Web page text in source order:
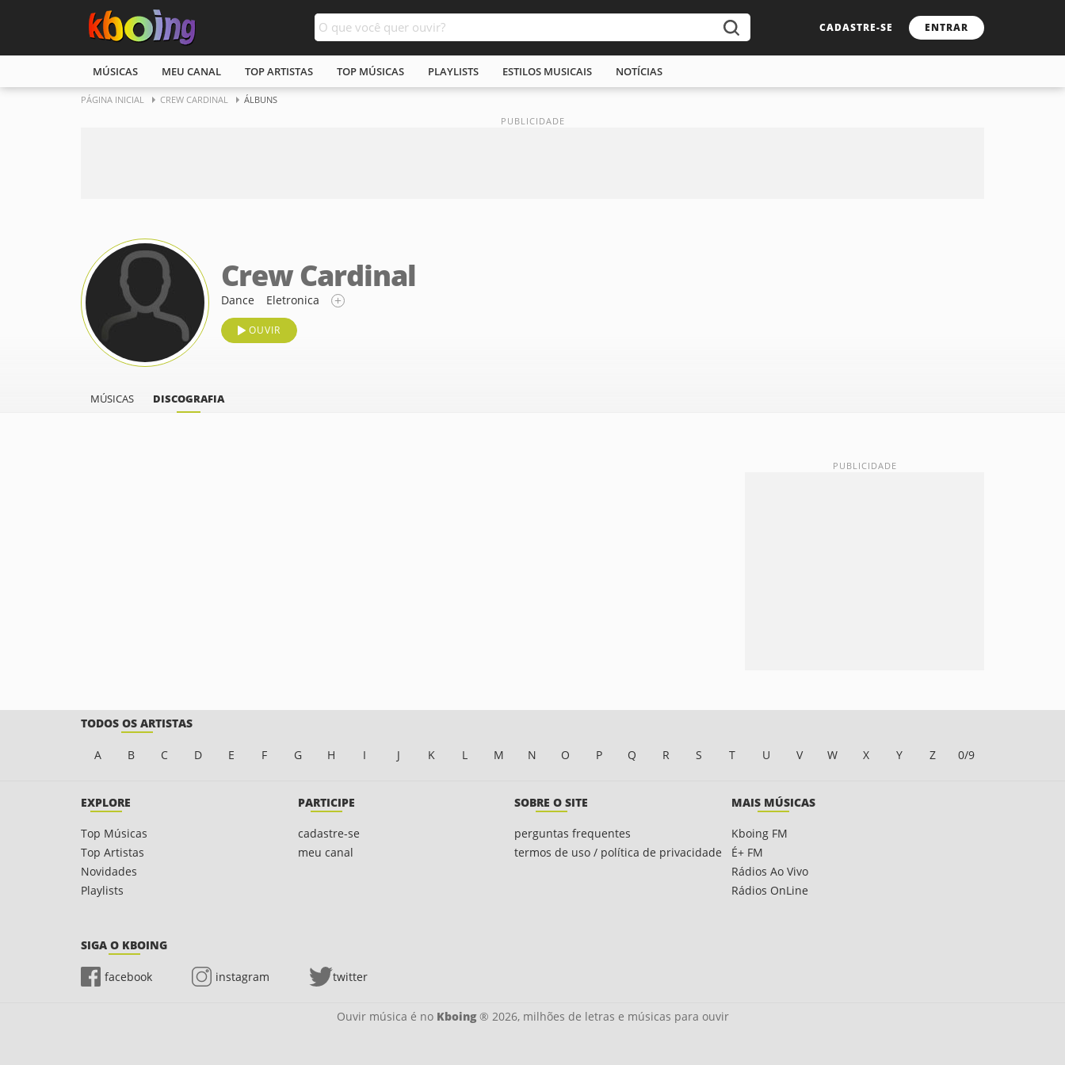
CADASTRE-SE ENTRAR
MÚSICAS MEU CANAL TOP ARTISTAS TOP MÚSICAS PLAYLISTS ESTILOS MUSICAIS NOTÍCIAS
PÁGINA INICIAL CREW CARDINAL ÁLBUNS
Crew Cardinal
Dance Eletronica
OUVIR
MÚSICAS DISCOGRAFIA
TODOS OS ARTISTAS
A B C D E F G H I J K L M N O P Q R S T U V W X Y Z 0/9
EXPLORE
Top Músicas
Top Artistas
Novidades
Playlists
PARTICIPE
cadastre-se
meu canal
SOBRE O SITE
perguntas frequentes
termos de uso / política de privacidade
MAIS MÚSICAS
Kboing FM
É+ FM
Rádios Ao Vivo
Rádios OnLine
SIGA O KBOING
facebook instagram twitter
Ouvir música é no Kboing® 2026, milhões de letras e músicas para ouvir